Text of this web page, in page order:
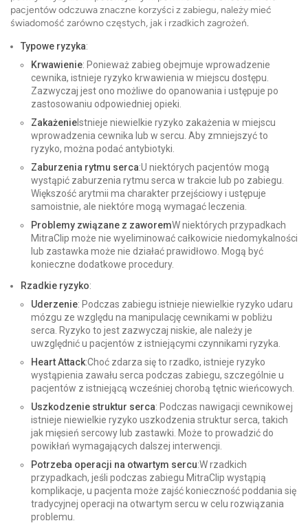
pacjentów odczuwa znaczne korzyści z zabiegu, należy mieć
świadomość zarówno częstych, jak i rzadkich zagrożeń.
Typowe ryzyka:
Krwawienie: Ponieważ zabieg obejmuje wprowadzenie
cewnika, istnieje ryzyko krwawienia w miejscu dostępu.
Zazwyczaj jest ono możliwe do opanowania i ustępuje po
zastosowaniu odpowiedniej opieki.
ZakażenieIstnieje niewielkie ryzyko zakażenia w miejscu
wprowadzenia cewnika lub w sercu. Aby zmniejszyć to
ryzyko, można podać antybiotyki.
Zaburzenia rytmu serca:U niektórych pacjentów mogą
wystąpić zaburzenia rytmu serca w trakcie lub po zabiegu.
Większość arytmii ma charakter przejściowy i ustępuje
samoistnie, ale niektóre mogą wymagać leczenia.
Problemy związane z zaworemW niektórych przypadkach
MitraClip może nie wyeliminować całkowicie niedomykalności
lub zastawka może nie działać prawidłowo. Mogą być
konieczne dodatkowe procedury.
Rzadkie ryzyko:
Uderzenie: Podczas zabiegu istnieje niewielkie ryzyko udaru
mózgu ze względu na manipulację cewnikami w pobliżu
serca. Ryzyko to jest zazwyczaj niskie, ale należy je
uwzględnić u pacjentów z istniejącymi czynnikami ryzyka.
Heart Attack:Choć zdarza się to rzadko, istnieje ryzyko
wystąpienia zawału serca podczas zabiegu, szczególnie u
pacjentów z istniejącą wcześniej chorobą tętnic wieńcowych.
Uszkodzenie struktur serca: Podczas nawigacji cewnikowej
istnieje niewielkie ryzyko uszkodzenia struktur serca, takich
jak mięsień sercowy lub zastawki. Może to prowadzić do
powikłań wymagających dalszej interwencji.
Potrzeba operacji na otwartym sercu:W rzadkich
przypadkach, jeśli podczas zabiegu MitraClip wystąpią
komplikacje, u pacjenta może zajść konieczność poddania się
tradycyjnej operacji na otwartym sercu w celu rozwiązania
problemu.